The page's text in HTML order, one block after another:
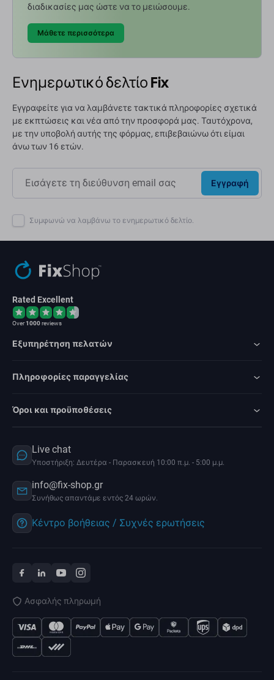
διαδικασίες μας ώστε να το μειώσουμε.
Μάθετε περισσότερα
Ενημερωτικό δελτίο Fix
Εγγραφείτε για να λαμβάνετε τακτικά πληροφορίες σχετικά
με εκπτώσεις και νέα από την προσφορά μας. Ταυτόχρονα,
με την υποβολή αυτής της φόρμας, επιβεβαιώνω ότι είμαι
άνω των 16 ετών.
Εγγραφή
Συμφωνώ να λαμβάνω το ενημερωτικό δελτίο.
Rated Excellent
Over1000reviews
Εξυπηρέτηση πελατών
Πληροφορίες παραγγελίας
Όροι και προϋποθέσεις
Live chat
Υποστήριξη: Δευτέρα - Παρασκευή 10:00 π.μ. - 5:00 μ.μ.
info@fix-shop.gr
Συνήθως απαντάμε εντός 24 ωρών.
Κέντρο βοήθειας / Συχνές ερωτήσεις
Ασφαλής πληρωμή